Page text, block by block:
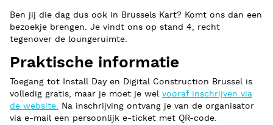
Ben jij die dag dus ook in Brussels Kart? Komt ons dan een
bezoekje brengen. Je vindt ons op stand 4, recht
tegenover de loungeruimte.
Praktische informatie
Toegang tot Install Day en Digital Construction Brussel is
volledig gratis, maar je moet je wel vooraf inschrijven via
de website. Na inschrijving ontvang je van de organisator
via e-mail een persoonlijk e-ticket met QR-code.